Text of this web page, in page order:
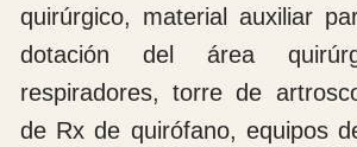
agua y vino. De postre nos dan Brownie de
chocolate y un café con leche.